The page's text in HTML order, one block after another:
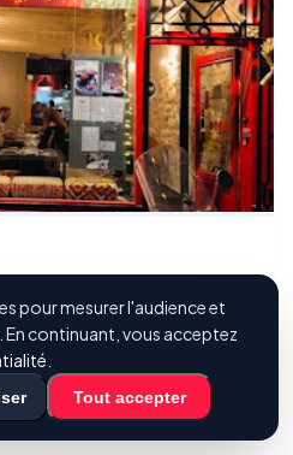
75004 Paris, France
pour mesurer l'audience et
continuant, vous acceptez
Tout accepter